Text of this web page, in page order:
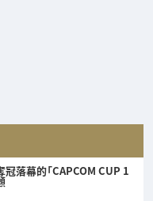
落幕的「CAPCOM CUP 1